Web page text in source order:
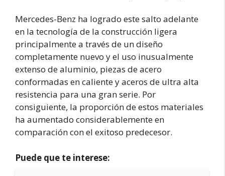
Mercedes-Benz ha logrado este salto adelante
en la tecnología de la construcción ligera
principalmente a través de un diseño
completamente nuevo y el uso inusualmente
extenso de aluminio, piezas de acero
conformadas en caliente y aceros de ultra alta
resistencia para una gran serie. Por
consiguiente, la proporción de estos materiales
ha aumentado considerablemente en
comparación con el exitoso predecesor.
Puede que te interese: